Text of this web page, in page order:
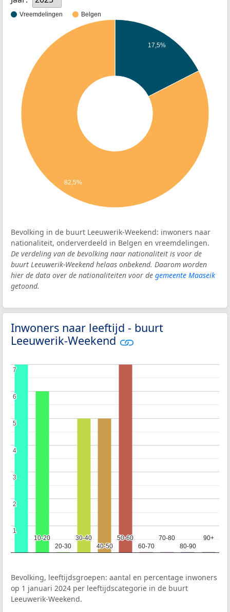
Vreemdelingen Belgen
17,5%
82,5%
Bevolking in de buurt Leeuwerik-Weekend: inwoners naar
nationaliteit, onderverdeeld in Belgen en vreemdelingen.
De verdeling van de bevolking naar nationaliteit is voor de
buurt Leeuwerik-Weekend helaas onbekend. Daarom worden
hier de data over de nationaliteiten voor de gemeente Maaseik
getoond.
Inwoners naar leeftijd - buurt
Leeuwerik-Weekend
10-20
10-20
20-30
20-30
30-40
30-40
40-50
40-50
50-60
50-60
60-70
60-70
70-80
70-80
80-90
80-90
90+
90+
1
1
2
2
3
3
4
4
5
5
6
6
7
7
Bevolking, leeftijdsgroepen: aantal en percentage inwoners
op 1 januari 2024 per leeftijdscategorie in de buurt
Leeuwerik-Weekend.